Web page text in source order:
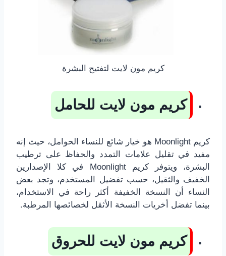
كريم مون لايت لتفتيح البشرة
كريم مون لايت للحامل
كريم Moonlight هو خيار شائع للنساء الحوامل، حيث إنه
مفيد في تقليل علامات التمدد والحفاظ على ترطيب
البشرة، ويتوفر كريم Moonlight في كلا الإصدارين
الخفيف والثقيل، حسب تفضيل المستخدم، وتجد بعض
النساء أن النسخة الخفيفة أكثر راحة في الاستخدام،
بينما تفضل أخريات النسخة الأثقل لخصائصها المرطبة.
كريم مون لايت للحروق